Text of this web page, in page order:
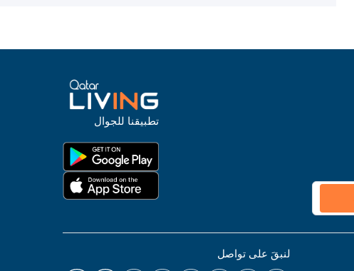
تطبيقنا للجوال
لنبقَ على تواصل